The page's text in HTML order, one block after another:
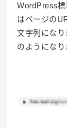
WordPress
はページの
文字列になり
のようになり